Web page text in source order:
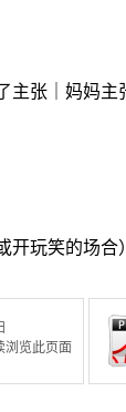
张｜妈妈主
玩笑的场合
浏览此页面